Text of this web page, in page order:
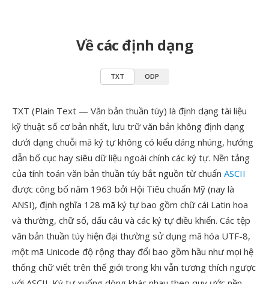
Về các định dạng
TXT ODP
TXT (Plain Text — Văn bản thuần túy) là định dạng tài liệu
kỹ thuật số cơ bản nhất, lưu trữ văn bản không định dạng
dưới dạng chuỗi mã ký tự không có kiểu dáng nhúng, hướng
dẫn bố cục hay siêu dữ liệu ngoài chính các ký tự. Nền tảng
của tính toán văn bản thuần túy bắt nguồn từ chuẩn ASCII
được công bố năm 1963 bởi Hội Tiêu chuẩn Mỹ (nay là
ANSI), định nghĩa 128 mã ký tự bao gồm chữ cái Latin hoa
và thường, chữ số, dấu câu và các ký tự điều khiển. Các tệp
văn bản thuần túy hiện đại thường sử dụng mã hóa UTF-8,
một mã Unicode độ rộng thay đổi bao gồm hầu như mọi hệ
thống chữ viết trên thế giới trong khi vẫn tương thích ngược